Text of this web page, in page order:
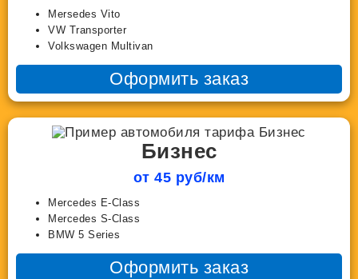
Mersedes Vito
VW Transporter
Volkswagen Multivan
Оформить заказ
Бизнес
от 45 руб/км
Mercedes E-Class
Mercedes S-Class
BMW 5 Series
Оформить заказ